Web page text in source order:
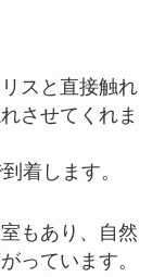
スと直接触れ
させてくれま
着します。
もあり、自然
っています。